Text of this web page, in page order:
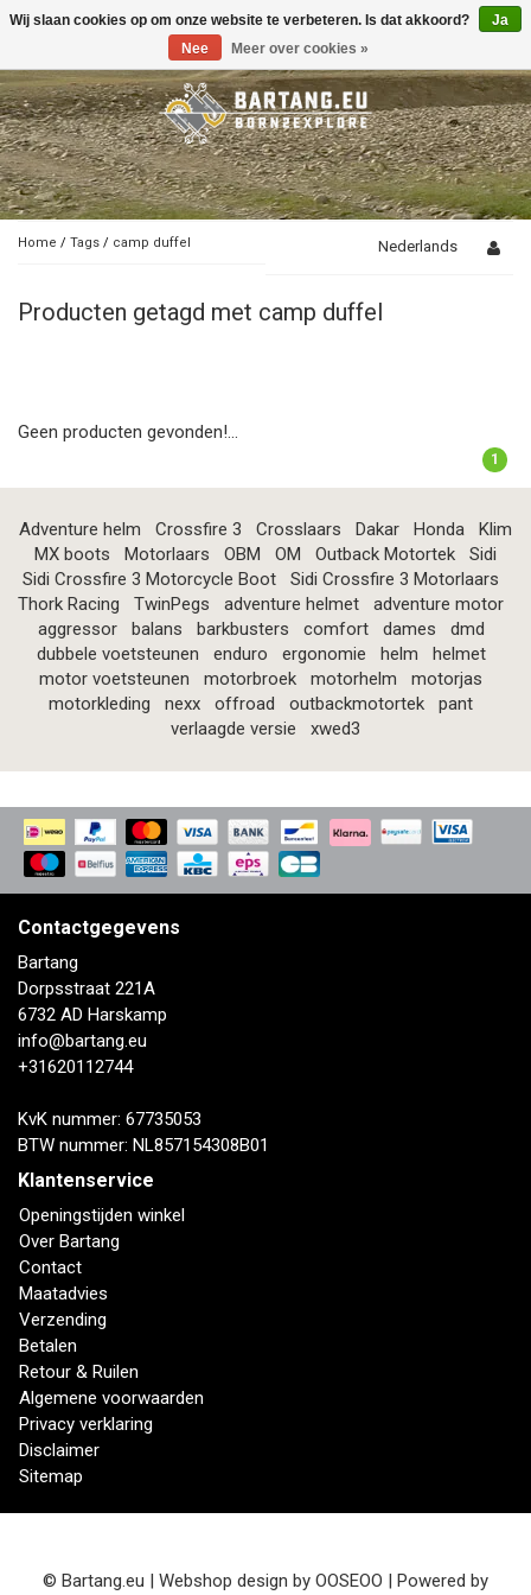
Toggle
Home / Tags / camp duffel Nederlands
Producten getagd met camp duffel
Geen producten gevonden!...
1
Adventure helm Crossfire 3 Crosslaars Dakar Honda
Klim
MX boots
Motorlaars OBM OM Outback Motortek
Sidi
Sidi Crossfire 3 Motorcycle Boot
Sidi Crossfire 3 Motorlaars
Thork Racing
TwinPegs adventure helmet
adventure motor
aggressor
balans barkbusters comfort dames
dmd
dubbele voetsteunen
enduro ergonomie helm
helmet
motor voetsteunen
motorbroek motorhelm
motorjas
motorkleding
nexx offroad outbackmotortek
pant
verlaagde versie
xwed3
Contactgegevens
Bartang
Dorpsstraat 221A
6732 AD Harskamp
info@bartang.eu
+31620112744
KvK nummer: 67735053
BTW nummer: NL857154308B01
Klantenservice
Openingstijden winkel
Over Bartang
Contact
Maatadvies
Verzending
Betalen
Retour & Ruilen
Algemene voorwaarden
Privacy verklaring
Disclaimer
Sitemap
© Bartang.eu | Webshop design by OOSEOO | Powered by
Wij slaan cookies op om onze website te verbeteren. Is dat akkoord?
Ja
Nee
Meer over cookies »